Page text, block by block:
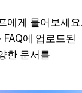
에 업로드된
한 문서를